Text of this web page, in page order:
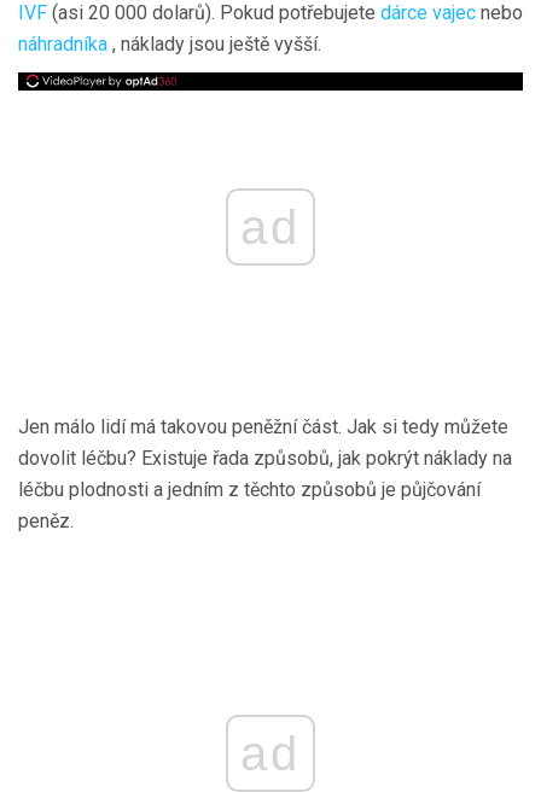
IVF (asi 20 000 dolarů). Pokud potřebujete dárce vajec nebo
náhradníka , náklady jsou ještě vyšší.
ad
Jen málo lidí má takovou peněžní část. Jak si tedy můžete
dovolit léčbu? Existuje řada způsobů, jak pokrýt náklady na
léčbu plodnosti a jedním z těchto způsobů je půjčování
peněz.
ad